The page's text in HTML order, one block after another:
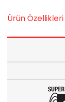
Ürün Özellikleri